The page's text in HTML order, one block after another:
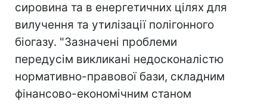
сировина та в енергетичних цілях для
вилучення та утилізації полігонного
біогазу. "Зазначені проблеми
передусім викликані недосконалістю
нормативно-правової бази, складним
фінансово-економічним станом